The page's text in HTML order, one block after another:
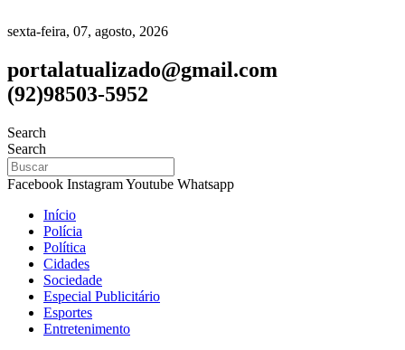
sexta-feira, 07, agosto, 2026
portalatualizado@gmail.com
(92)98503-5952
Search
Search
Facebook InstagramYoutube Whatsapp
Início
Polícia
Política
Cidades
Sociedade
Especial Publicitário
Esportes
Entretenimento